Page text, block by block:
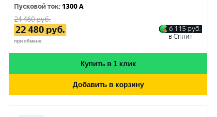
Пусковой ток: 1300 A
24 460руб.
22 480 руб.
при обмене
6 115 руб.
в Сплит
Купить в 1 клик
Добавить в корзину